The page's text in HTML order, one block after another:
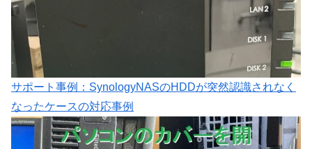
サポート事例：SynologyNASのHDDが突然認識されなく
なったケースの対応事例